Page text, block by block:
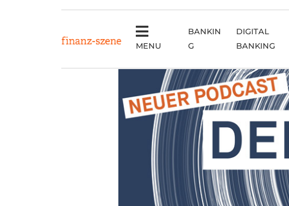
MENU
BANKIN
G
DIGITAL
BANKING